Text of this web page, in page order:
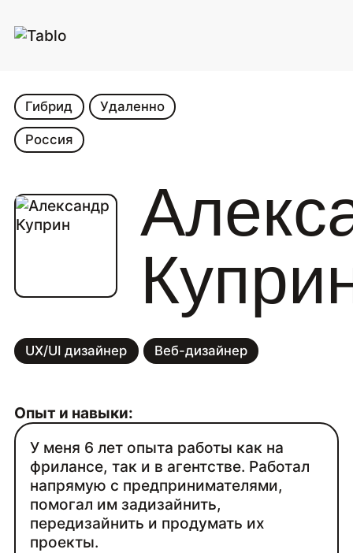
UX/UI дизайнер Веб-дизайнер
Гибрид Удаленно
Россия
Опыт и навыки:
У меня 6 лет опыта работы как на
фрилансе, так и в агентстве. Работал
напрямую с предпринимателями,
помогал им задизайнить,
передизайнить и продумать их
проекты.